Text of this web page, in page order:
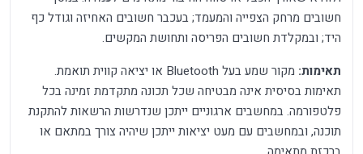
חשובים מרחק הצפייה והמעמד; בעכבר חשובים האחיזה וגודל כף
היד; ובמקלדת חשובים הפריסה ותחושת המקשים.
תאימות:
מקור שמע בעל Bluetooth או יציאה קווית תואמת.
תאימות בסיסית אינה מבטיחה שכל תכונה מתקדמת זמינה בכל
פלטפורמה. במחשבים ארגוניים ייתכן שנדרשות הרשאות להתקנת
תוכנה, ובמחשבים עם מעט יציאות ייתכן שיהיה צורך במתאם או